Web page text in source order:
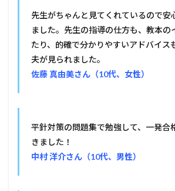
先生がちゃんと見てくれているので安
ました。先生の指導の仕方も、教本の
たり、的確で分かりやすいアドバイス
夫が見られました。
佐藤 真由美さん（10代、女性）
平針対策の問題集で勉強して、一発合
きました！
中村 洋介さん（10代、男性）